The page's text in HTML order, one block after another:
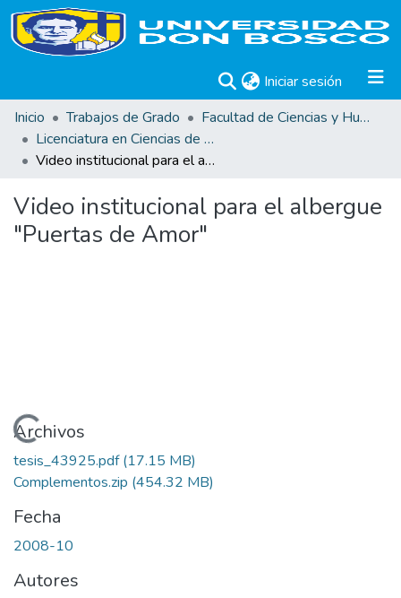
Iniciar sesión (current)
Inicio
Trabajos de Grado
Facultad de Ciencias y Humanidades
Licenciatura en Ciencias de la Comunicación
Video institucional para el albergue "Puertas de Amor"
Video institucional para el albergue
"Puertas de Amor"
Cargando...
Archivos
tesis_43925.pdf(17.15 MB)
Complementos.zip (454.32 MB)
Fecha
2008-10
Autores